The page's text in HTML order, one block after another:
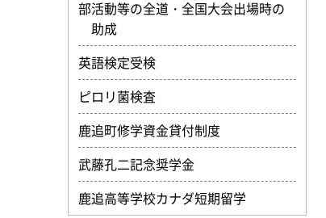
部活動等の全道・全国大会出場時の
助成
英語検定受検
ピロリ菌検査
鹿追町修学資金貸付制度
武藤孔二記念奨学金
鹿追高等学校カナダ短期留学